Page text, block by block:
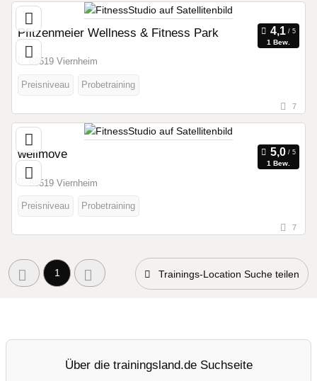
Pfitzenmeier Wellness & Fitness Park
1 Bew.
68519 Viernheim
Preisniveau Probetraining
7
wellmove
1 Bew.
68519 Viernheim
Preisniveau Probetraining
7
1 Trainings-Location Suche teilen
Über die trainingsland.de Suchseite